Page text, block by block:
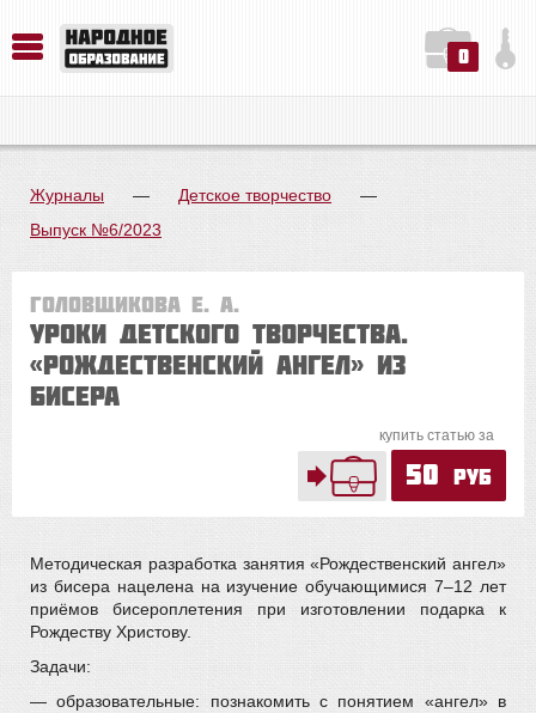
0
Журналы — Детское творчество
—
Выпуск №6/2023
Головщикова Е. А.
Уроки детского творчества.
«Рождественский ангел» из
бисера
купить статью за
50 руб
Методическая разработка занятия «Рождественский ангел»
из бисера нацелена на изучение обучающимися 7–12 лет
приёмов бисероплетения при изготовлении подарка к
Рождеству Христову.
Задачи:
— образовательные: познакомить с понятием «ангел» в